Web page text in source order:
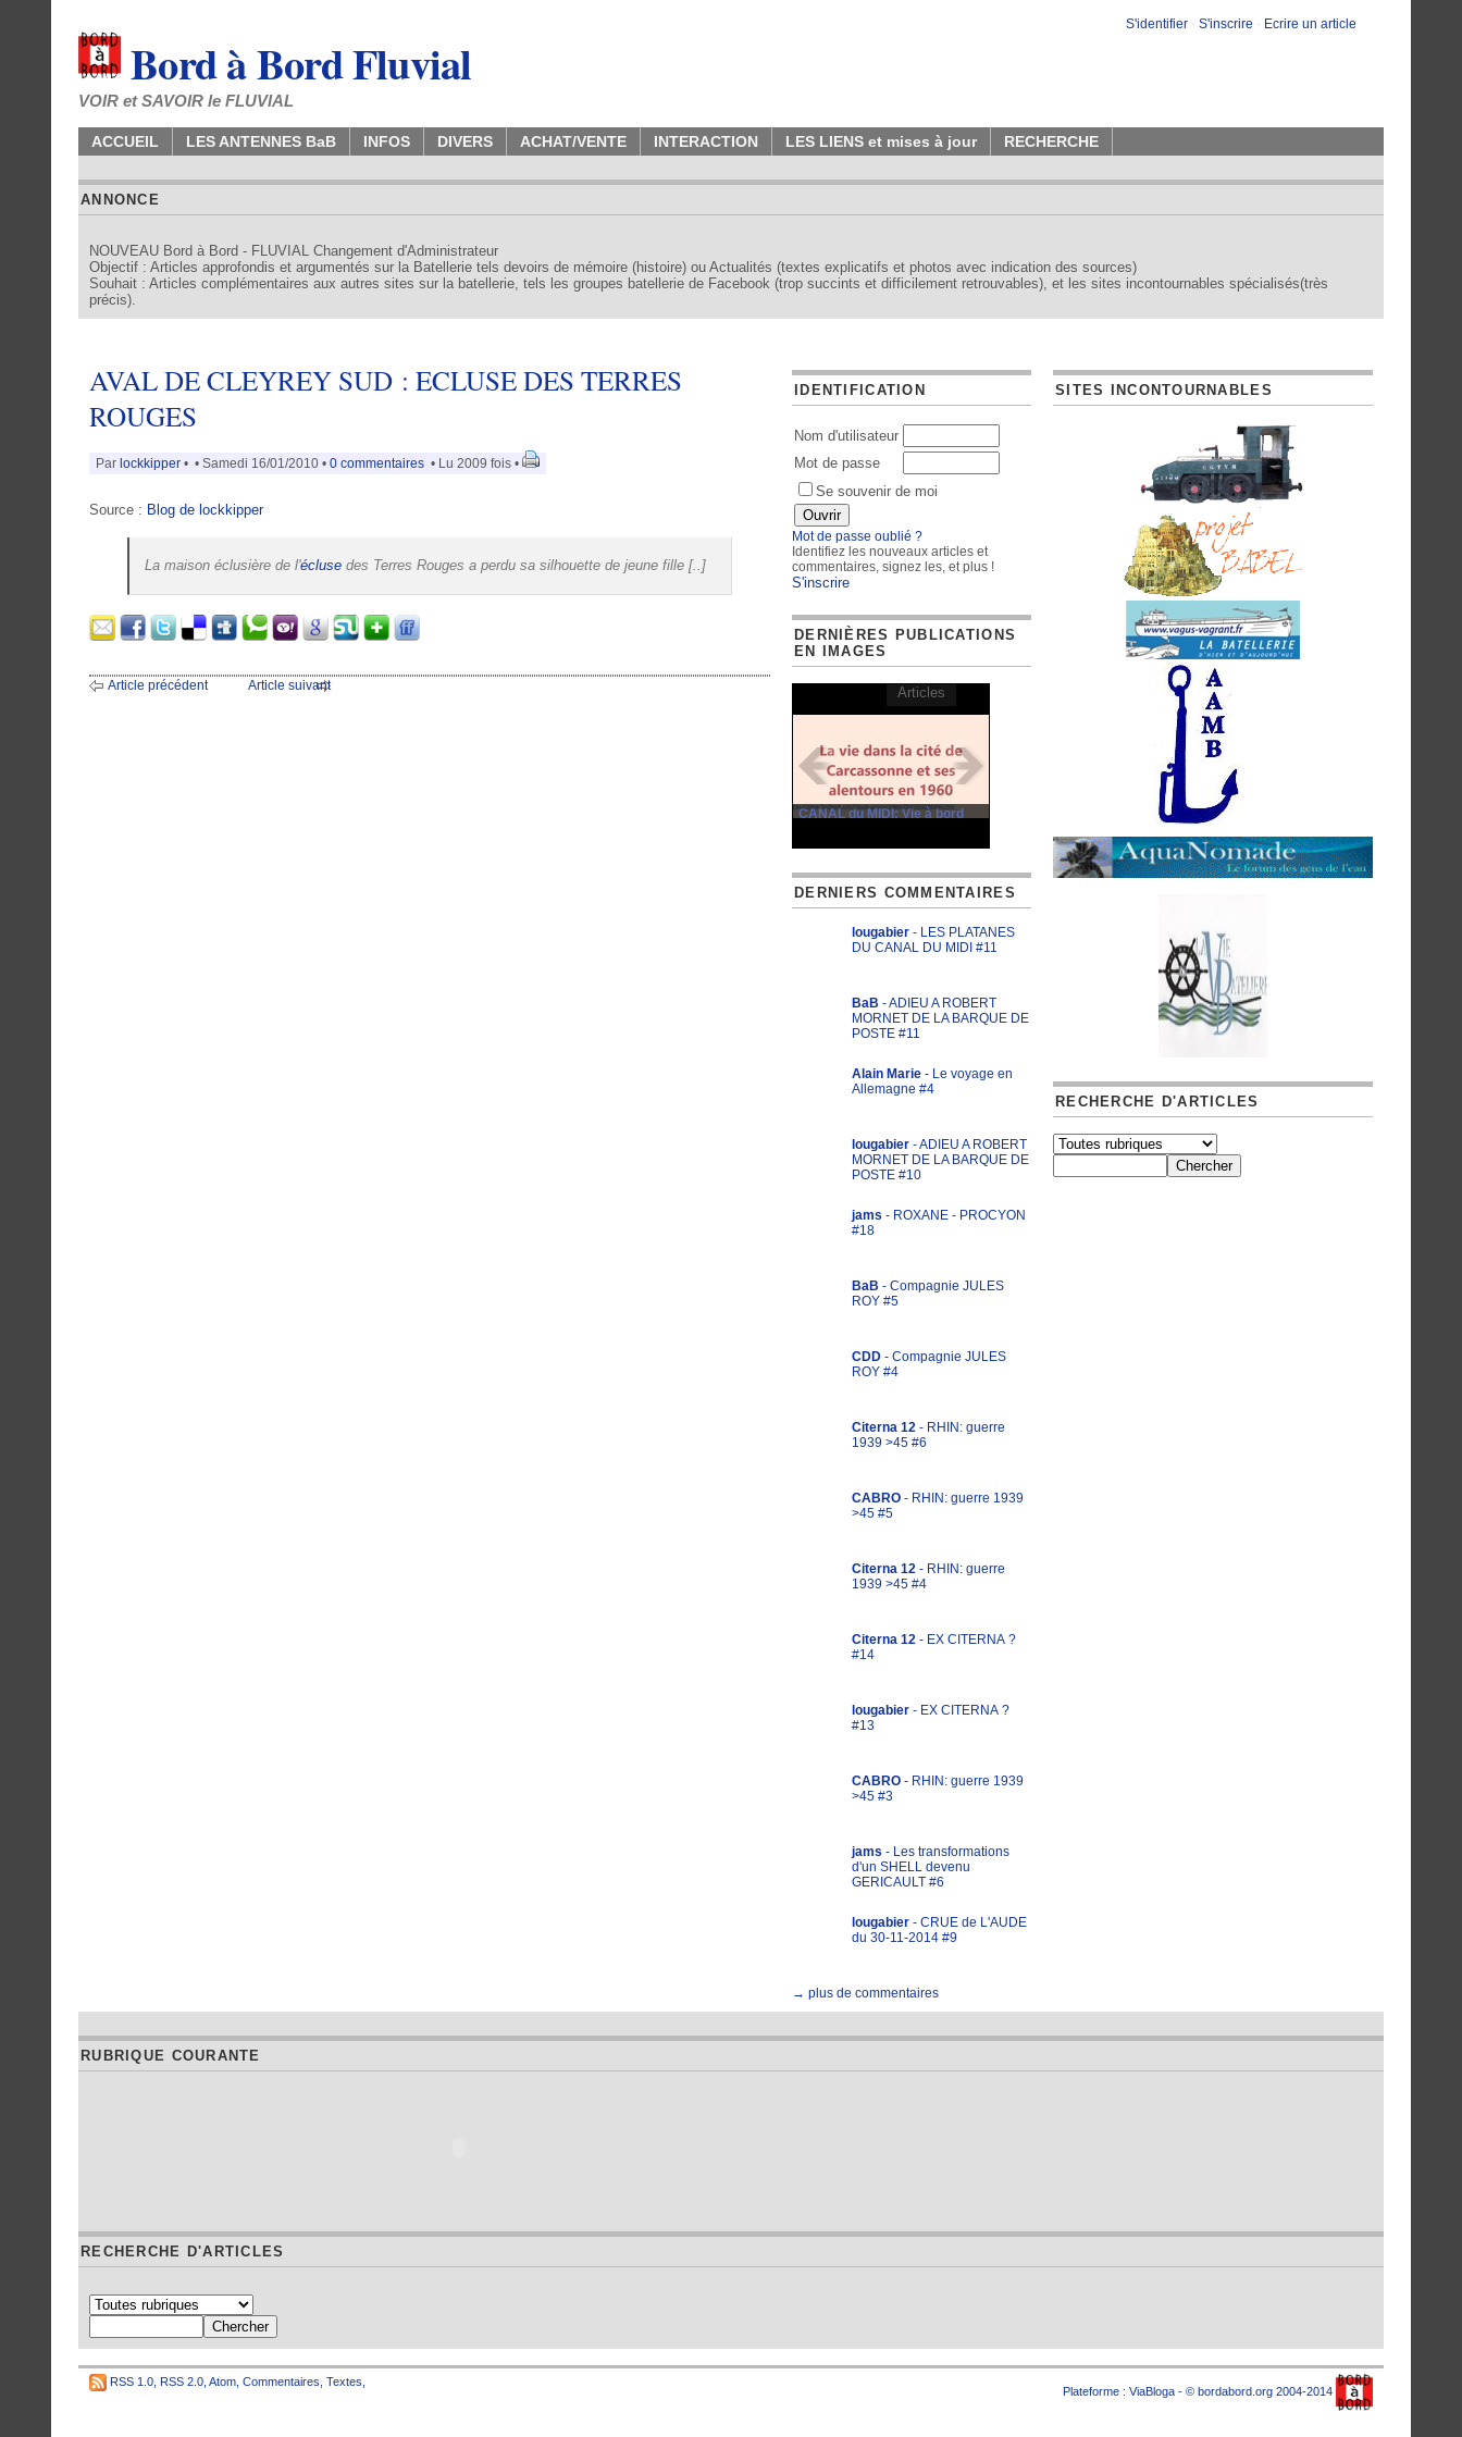
S'identifier - S'inscrire - Ecrire un article
Bord à Bord Fluvial
VOIR et SAVOIR le FLUVIAL
ACCUEIL LES ANTENNES BaB INFOS DIVERS ACHAT/VENTE INTERACTION LES LIENS et mises à jour RECHERCHE
ANNONCE
NOUVEAU Bord à Bord - FLUVIAL Changement d'Administrateur
Objectif : Articles approfondis et argumentés sur la Batellerie tels devoirs de mémoire (histoire) ou Actualités (textes explicatifs et photos avec indication des sources)
Souhait : Articles complémentaires aux autres sites sur la batellerie, tels les groupes batellerie de Facebook (trop succints et difficilement retrouvables), et les sites incontournables spécialisés(très
précis).
AVAL DE CLEYREY SUD : ECLUSE DES TERRES
ROUGES
Par lockkipper • • Samedi 16/01/2010 • 0 commentaires • Lu 2009 fois •
Source : Blog de lockkipper
La maison éclusière de l'écluse des Terres Rouges a perdu sa silhouette de jeune fille [..]
Article précédent Article suivant
IDENTIFICATION
Nom d'utilisateur
Mot de passe
Se souvenir de moi
Mot de passe oublié ?
Identifiez les nouveaux articles et
commentaires, signez les, et plus !
S'inscrire
DERNIÈRES PUBLICATIONS
EN IMAGES
CANAL du MIDI: Vie à bord
Articles
DERNIERS COMMENTAIRES
lougabier - LES PLATANES
DU CANAL DU MIDI #11
BaB - ADIEU A ROBERT
MORNET DE LA BARQUE DE
POSTE #11
Alain Marie - Le voyage en
Allemagne #4
lougabier - ADIEU A ROBERT
MORNET DE LA BARQUE DE
POSTE #10
jams - ROXANE - PROCYON
#18
BaB - Compagnie JULES
ROY #5
CDD - Compagnie JULES
ROY #4
Citerna 12 - RHIN: guerre
1939 >45 #6
CABRO - RHIN: guerre 1939
>45 #5
Citerna 12 - RHIN: guerre
1939 >45 #4
Citerna 12 - EX CITERNA ?
#14
lougabier - EX CITERNA ?
#13
CABRO - RHIN: guerre 1939
>45 #3
jams - Les transformations
d'un SHELL devenu
GERICAULT #6
lougabier - CRUE de L'AUDE
du 30-11-2014 #9
→ plus de commentaires
SITES INCONTOURNABLES
RECHERCHE D'ARTICLES
RUBRIQUE COURANTE
RECHERCHE D'ARTICLES
RSS 1.0 RSS 2.0 Atom Commentaires Textes
Plateforme : ViaBloga - © bordabord.org 2004-2014